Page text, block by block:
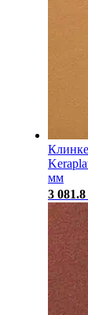
мм
3 081.8